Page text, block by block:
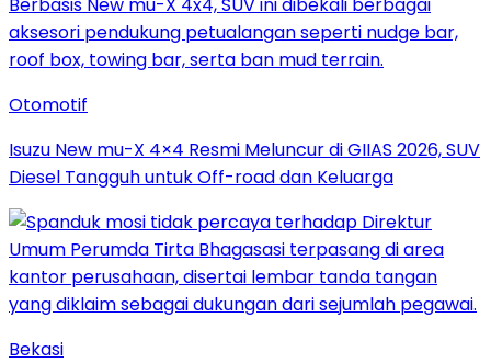
Otomotif
Isuzu New mu-X 4×4 Resmi Meluncur di GIIAS 2026, SUV
Diesel Tangguh untuk Off-road dan Keluarga
Bekasi